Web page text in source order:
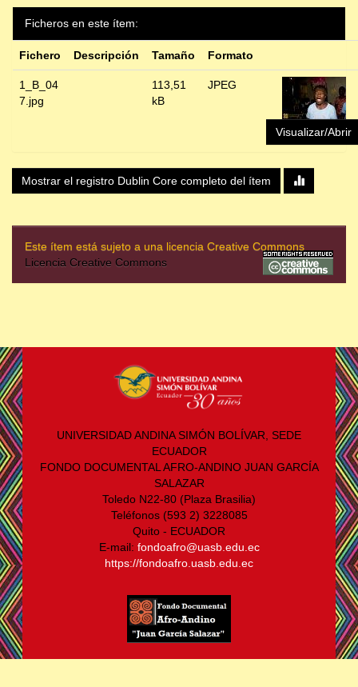
Ficheros en este ítem:
Fichero Descripción Tamaño Formato
1_B_04
7.jpg
113,51
kB
JPEG
Visualizar/Abrir
Mostrar el registro Dublin Core completo del ítem
Este ítem está sujeto a una licencia Creative Commons
Licencia Creative Commons
UNIVERSIDAD ANDINA SIMÓN BOLÍVAR, SEDE
ECUADOR
FONDO DOCUMENTAL AFRO-ANDINO JUAN GARCÍA
SALAZAR
Toledo N22-80 (Plaza Brasilia)
Teléfonos (593 2) 3228085
Quito - ECUADOR
E-mail: fondoafro@uasb.edu.ec
https://fondoafro.uasb.edu.ec